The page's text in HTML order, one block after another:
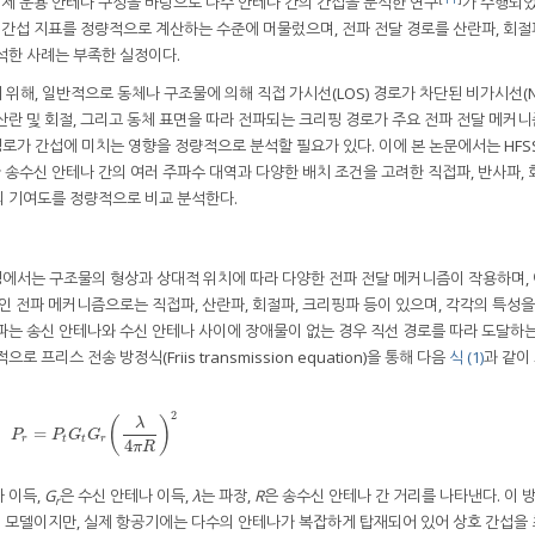
섭 지표를 정량적으로 계산하는 수준에 머물렀으며, 전파 전달 경로를 산란파, 회
한 사례는 부족한 실정이다.
해, 일반적으로 동체나 구조물에 의해 직접 가시선(LOS) 경로가 차단된 비가시선
및 회절, 그리고 동체 표면을 따라 전파되는 크리핑 경로가 주요 전파 전달 메커
가 간섭에 미치는 영향을 정량적으로 분석할 필요가 있다. 이에 본 논문에서는
수신 안테나 간의 여러 주파수 대역과 다양한 배치 조건을 고려한 직접파, 반사파,
여도를 정량적으로 비교 분석한다.
서는 구조물의 형상과 상대적 위치에 따라 다양한 전파 전달 메커니즘이 작용하며,
전파 메커니즘으로는 직접파, 산란파, 회절파, 크리핑파 등이 있으며, 각각의 특성
송신 안테나와 수신 안테나 사이에 장애물이 없는 경우 직선 경로를 따라 도달하
으로 프리스 전송 방정식(Friis transmission equation)을 통해 다음 식 (1)과 같이
Pr = PtGtGr ( λ
4πR )2
P r=PtGtGr λ 4πR2
이득, Gr은 수신 안테나 이득,λ는 파장, R은 송수신 안테나 간 거리를 나타낸다. 이
델이지만, 실제 항공기에는 다수의 안테나가 복잡하게 탑재되어 있어 상호 간섭을